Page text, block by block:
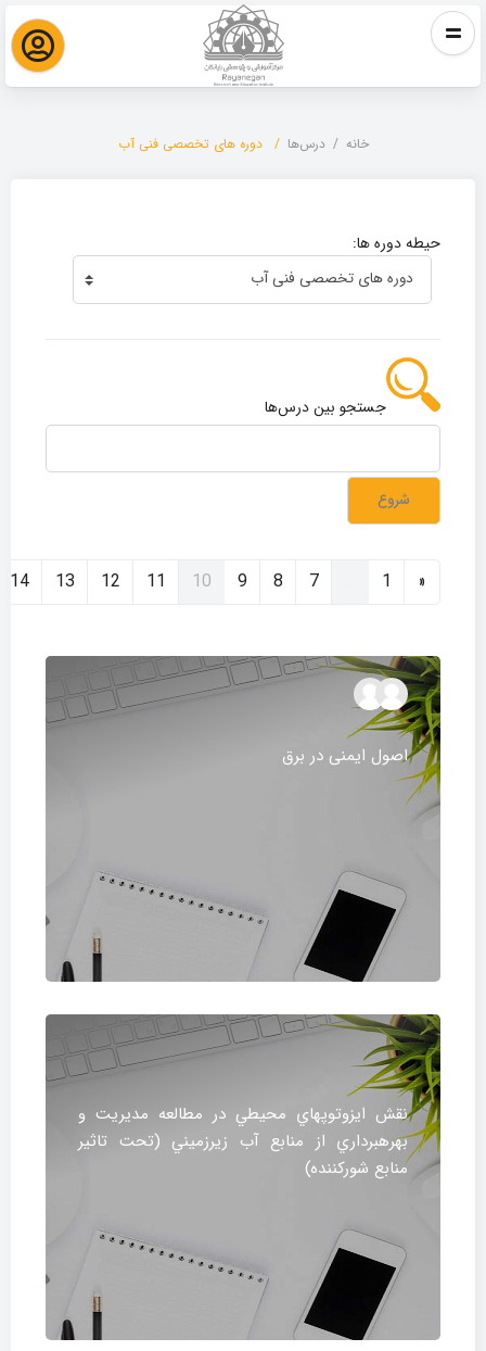
خانه درس‌ها دوره های تخصصی فنی آب
حیطه دوره ها:
جستجو بین درس‌ها
شروع
« قبلی1
7
8
9
10
11
12
13
14
اصول ایمنی در برق
نقش ايزوتوپ‎هاي محيطي در مطالعه مديريت و
بهره‎برداري از منابع آب زيرزميني (تحت تاثير
منابع شوركننده)